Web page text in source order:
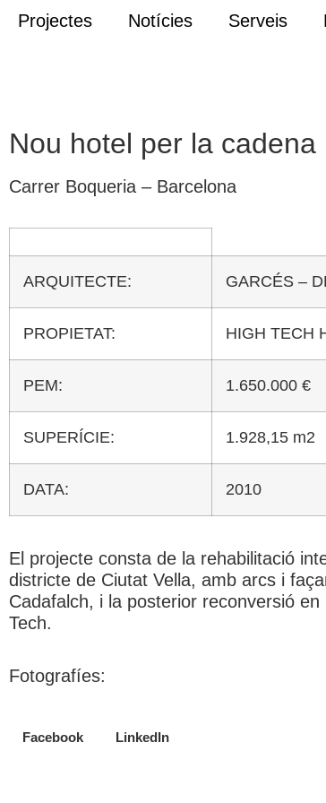
Projectes Notícies Serveis
Nou hotel per la cadena
Carrer Boqueria – Barcelona
ARQUITECTE: GARCÉS –
PROPIETAT: HIGH TECH
PEM: 1.650.000 €
SUPERÍCIE: 1.928,15 m2
DATA: 2010
El projecte consta de la rehabilitació
districte de Ciutat Vella, amb arcs i
Cadafalch, i la posterior reconversió
Tech.
Fotografíes:
Facebook LinkedIn